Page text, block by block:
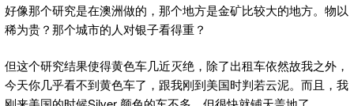
好像那个研究是在澳洲做的，那个地方是金矿比较大的地方。物以
稀为贵？那个城市的人对银子看得重？
但这个研究结果使得黄色车几近灭绝，除了出租车依然故我之外，
今天你几乎看不到黄色车了，跟我刚到美国时判若云泥。而且，我